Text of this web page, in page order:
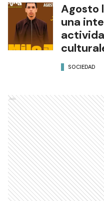
Agosto
una
SOCIEDAD
Ads